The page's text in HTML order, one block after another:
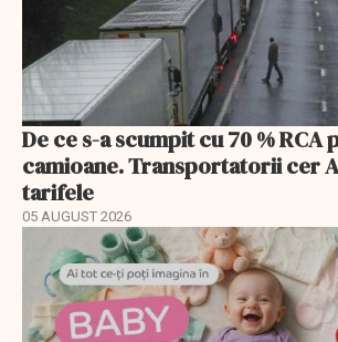
De ce s-a scumpit cu 70 % RCA
camioane. Transportatorii cer
tarifele
05 AUGUST 2026